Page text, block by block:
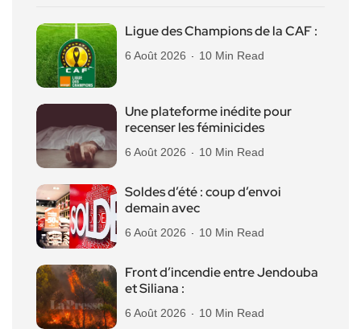
Ligue des Champions de la CAF :
6 Août 2026 10 Min Read
Une plateforme inédite pour
recenser les féminicides
6 Août 2026 10 Min Read
Soldes d’été : coup d’envoi
demain avec
6 Août 2026 10 Min Read
Front d’incendie entre Jendouba
et Siliana :
6 Août 2026 10 Min Read